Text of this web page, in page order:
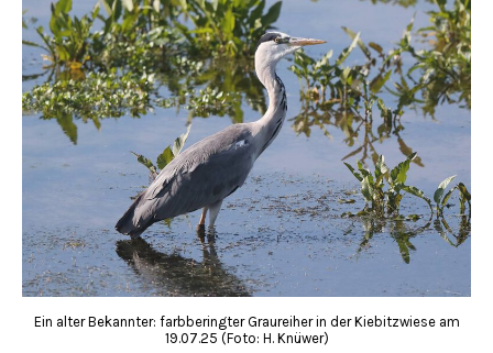
Ein alter Bekannter: farbberingter Graureiher in der Kiebitzwiese am
19.07.25 (Foto: H. Knüwer)